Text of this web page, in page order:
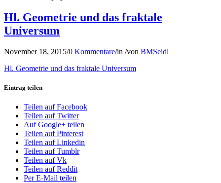
Hl. Geometrie und das fraktale
Universum
November 18, 2015/0 Kommentare/in /von BMSeidl
Hl. Geometrie und das fraktale Universum
Eintrag teilen
Teilen auf Facebook
Teilen auf Twitter
Auf Google+ teilen
Teilen auf Pinterest
Teilen auf Linkedin
Teilen auf Tumblr
Teilen auf Vk
Teilen auf Reddit
Per E-Mail teilen